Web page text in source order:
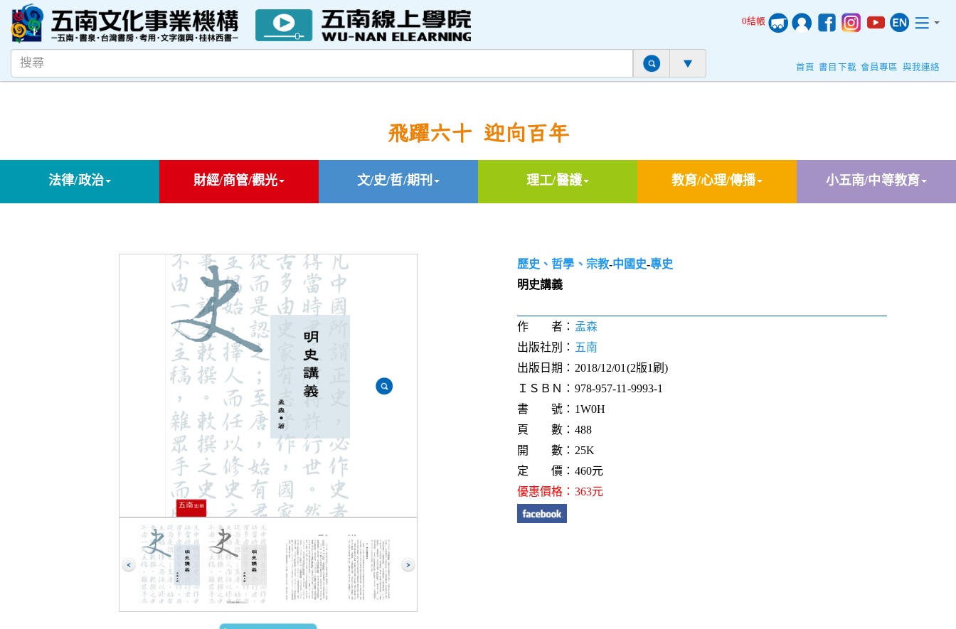
0結帳
首頁 書目下載 會員專區 與我連絡
飛躍六十 迎向百年
法律/政治 財經/商管/觀光 文/史/哲/期刊 理工/醫護 教育/心理/傳播 小五南/中等教育
歷史、哲學、宗教-中國史-專史
明史講義
作 者： 孟森
出版社別： 五南
出版日期：2018/12/01(2版1刷)
ＩＳＢＮ：978-957-11-9993-1
書 號：1W0H
頁 數：488
開 數：25K
定 價：460元
優惠價格：363元